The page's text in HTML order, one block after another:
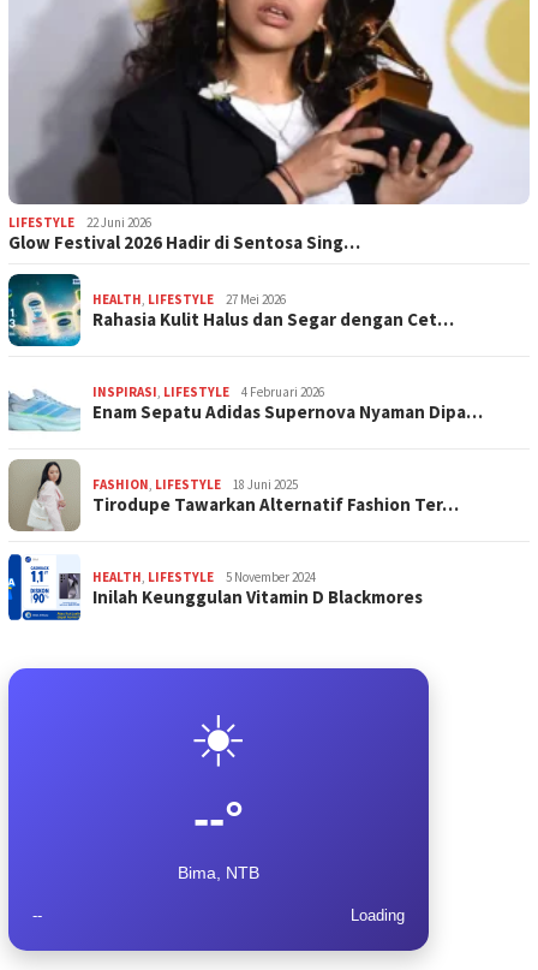
LIFESTYLE 22 Juni 2026
Glow Festival 2026 Hadir di Sentosa Sing…
HEALTH LIFESTYLE 27 Mei 2026
Rahasia Kulit Halus dan Segar dengan Cet…
INSPIRASI LIFESTYLE 4 Februari 2026
Enam Sepatu Adidas Supernova Nyaman Dipa…
FASHION LIFESTYLE 18 Juni 2025
Tirodupe Tawarkan Alternatif Fashion Ter…
HEALTH LIFESTYLE 5 November 2024
Inilah Keunggulan Vitamin D Blackmores
☀️
--°
Bima, NTB
-- Loading